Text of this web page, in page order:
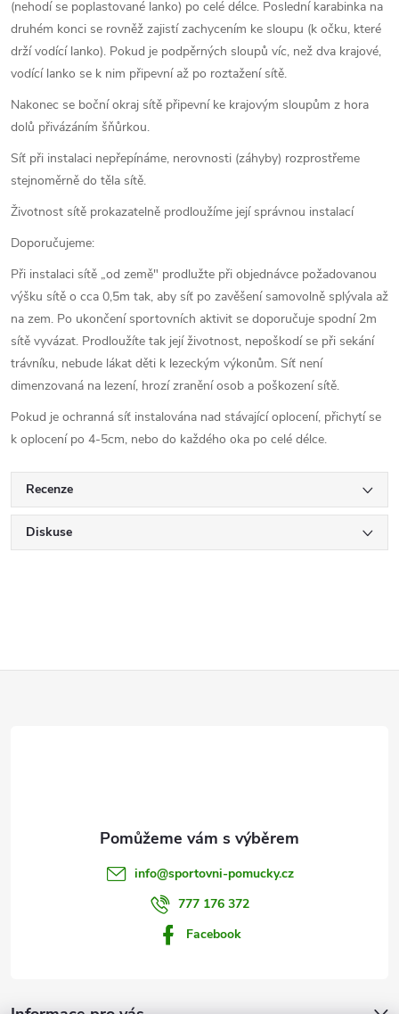
(nehodí se poplastované lanko) po celé délce. Poslední karabinka na
druhém konci se rovněž zajistí zachycením ke sloupu (k očku, které
drží vodící lanko). Pokud je podpěrných sloupů víc, než dva krajové,
vodící lanko se k nim připevní až po roztažení sítě.
Nakonec se boční okraj sítě připevní ke krajovým sloupům z hora
dolů přivázáním šňůrkou.
Síť při instalaci nepřepínáme, nerovnosti (záhyby) rozprostřeme
stejnoměrně do těla sítě.
Životnost sítě prokazatelně prodloužíme její správnou instalací
Doporučujeme:
Při instalaci sítě „od země" prodlužte při objednávce požadovanou
výšku sítě o cca 0,5m tak, aby síť po zavěšení samovolně splývala až
na zem. Po ukončení sportovních aktivit se doporučuje spodní 2m
sítě vyvázat. Prodloužíte tak její životnost, nepoškodí se při sekání
trávníku, nebude lákat děti k lezeckým výkonům. Síť není
dimenzovaná na lezení, hrozí zranění osob a poškození sítě.
Pokud je ochranná síť instalována nad stávající oplocení, přichytí se
k oplocení po 4-5cm, nebo do každého oka po celé délce.
Recenze
Diskuse
info@sportovni-pomucky.cz
777 176 372
Facebook